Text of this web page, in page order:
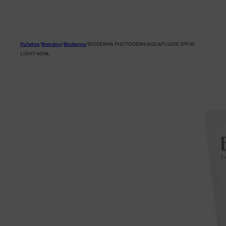
Početna/Brendovi/Bioderma/BIODERMA PHOTODERM AQUAFLUIDE SPF50
LIGHT 40ML